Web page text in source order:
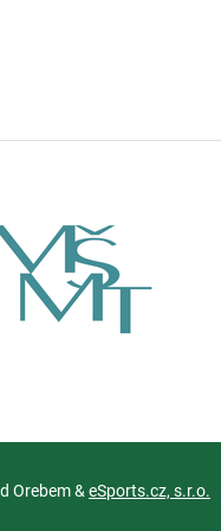
Orebem & eSports.cz, s.r.o.